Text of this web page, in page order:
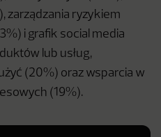
zarządzania ryzykiem
i grafik social media
lub usług,
(20%) oraz wsparcia w
(19%).